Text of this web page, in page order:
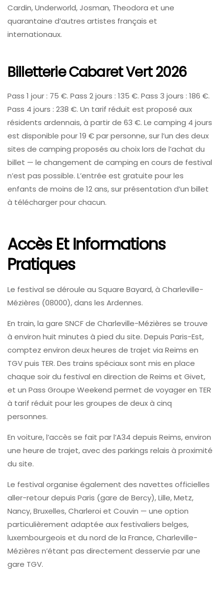
Cardin, Underworld, Josman, Theodora et une
quarantaine d’autres artistes français et
internationaux.
Billetterie Cabaret Vert 2026
Pass 1 jour : 75 €. Pass 2 jours : 135 €. Pass 3 jours : 186 €.
Pass 4 jours : 238 €. Un tarif réduit est proposé aux
résidents ardennais, à partir de 63 €. Le camping 4 jours
est disponible pour 19 € par personne, sur l’un des deux
sites de camping proposés au choix lors de l’achat du
billet — le changement de camping en cours de festival
n’est pas possible. L’entrée est gratuite pour les
enfants de moins de 12 ans, sur présentation d’un billet
à télécharger pour chacun.
Accès Et Informations
Pratiques
Le festival se déroule au Square Bayard, à Charleville-
Mézières (08000), dans les Ardennes.
En train, la gare SNCF de Charleville-Mézières se trouve
à environ huit minutes à pied du site. Depuis Paris-Est,
comptez environ deux heures de trajet via Reims en
TGV puis TER. Des trains spéciaux sont mis en place
chaque soir du festival en direction de Reims et Givet,
et un Pass Groupe Weekend permet de voyager en TER
à tarif réduit pour les groupes de deux à cinq
personnes.
En voiture, l’accès se fait par l’A34 depuis Reims, environ
une heure de trajet, avec des parkings relais à proximité
du site.
Le festival organise également des navettes officielles
aller-retour depuis Paris (gare de Bercy), Lille, Metz,
Nancy, Bruxelles, Charleroi et Couvin — une option
particulièrement adaptée aux festivaliers belges,
luxembourgeois et du nord de la France, Charleville-
Mézières n’étant pas directement desservie par une
gare TGV.